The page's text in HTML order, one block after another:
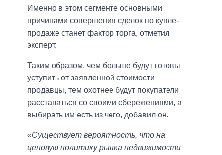
Именно в этом сегменте основными
причинами совершения сделок по купле-
продаже станет фактор торга, отметил
эксперт.
Таким образом, чем больше будут готовы
уступить от заявленной стоимости
продавцы, тем охотнее будут покупатели
расставаться со своими сбережениями, а
выбирать им есть из чего, добавил он.
«Существует вероятность, что на
ценовую политику рынка недвижимости